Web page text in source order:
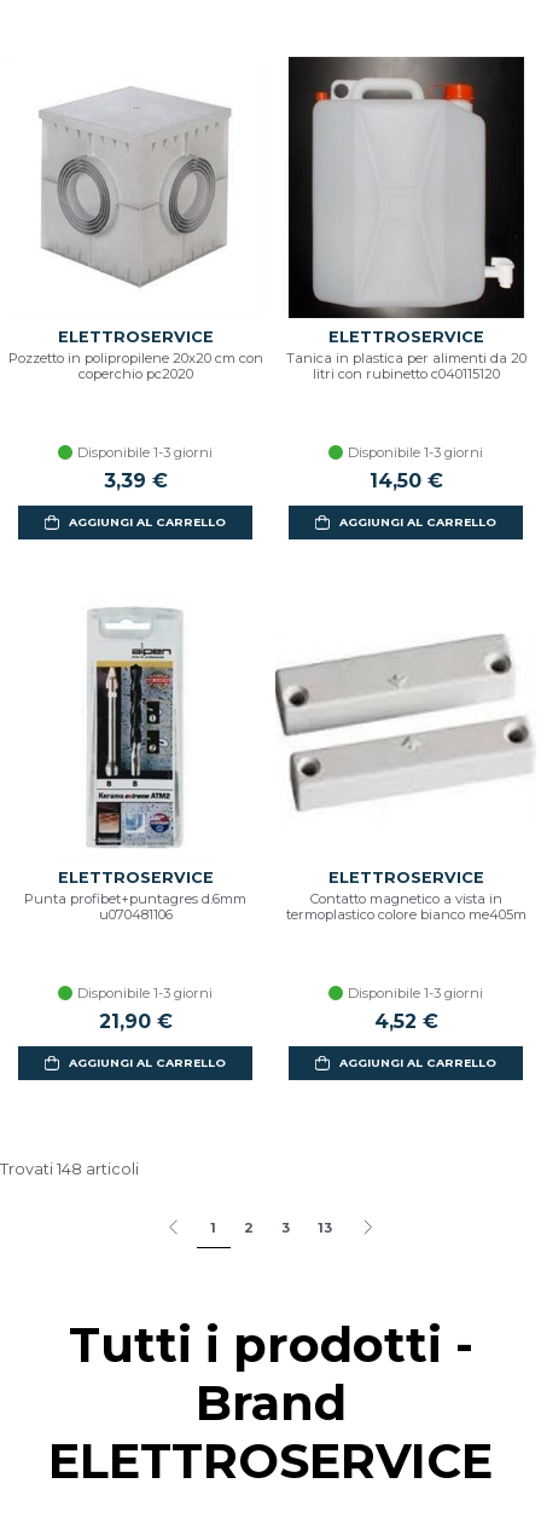
ELETTROSERVICE
Pozzetto in polipropilene 20x20 cm con
coperchio pc2020
Disponibile 1-3 giorni
3,39 €
AGGIUNGI AL CARRELLO
ELETTROSERVICE
Tanica in plastica per alimenti da 20
litri con rubinetto c040115120
Disponibile 1-3 giorni
14,50 €
AGGIUNGI AL CARRELLO
ELETTROSERVICE
Punta profibet+puntagres d.6mm
u070481106
Disponibile 1-3 giorni
21,90 €
AGGIUNGI AL CARRELLO
ELETTROSERVICE
Contatto magnetico a vista in
termoplastico colore bianco me405m
Disponibile 1-3 giorni
4,52 €
AGGIUNGI AL CARRELLO
Trovati 148 articoli
1 2 3 13
Tutti i prodotti -
Brand
ELETTROSERVICE